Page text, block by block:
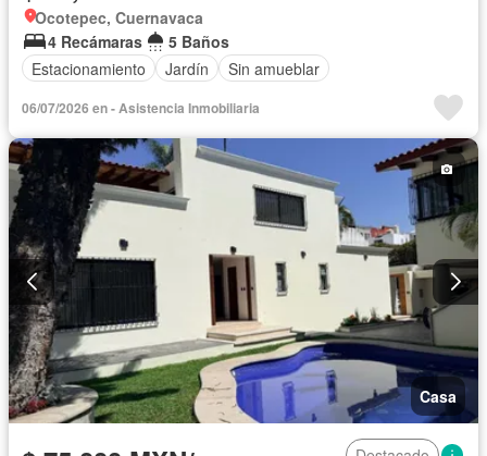
Ocotepec, Cuernavaca
4 Recámaras
5 Baños
Estacionamiento
Jardín Sin amueblar
06/07/2026 en - Asistencia Inmobiliaria
Casa